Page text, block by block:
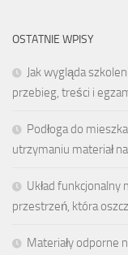
OSTATNIE WPISY
Jak wygląda
przebieg, treści i
Podłoga do
utrzymaniu materiał
Układ
przestrzeń, która
Materiały odporne